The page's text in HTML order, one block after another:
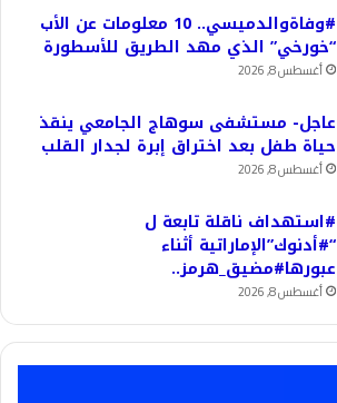
#وفاةوالدميسي.. 10 معلومات عن الأب
“خورخي” الذي مهد الطريق للأسطورة
أغسطس 8, 2026
عاجل- مستشفى سوهاج الجامعي ينقذ
حياة طفل بعد اختراق إبرة لجدار القلب
أغسطس 8, 2026
#استهداف ناقلة تابعة ل
“#أدنوك”الإماراتية أثناء
عبورها#مضيق_هرمز..
أغسطس 8, 2026